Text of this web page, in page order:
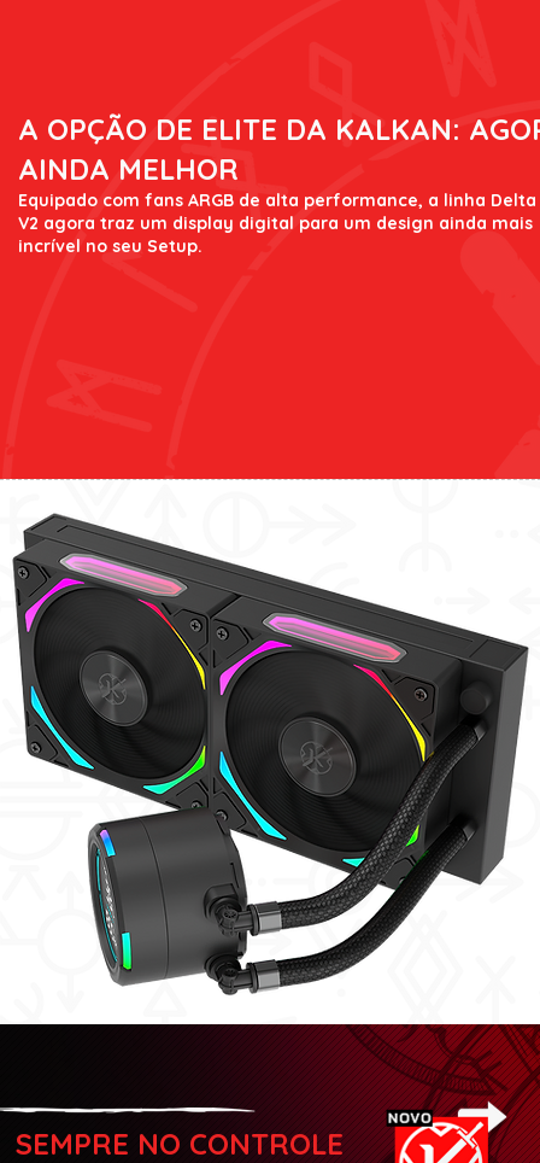
A OPÇÃO DE ELITE DA KALKAN:
AINDA MELHOR
Equipado com fans ARGB de alta performance, a linha Delta
V2 agora traz um display digital para um design ainda mais
incrível no seu Setup.
SEMPRE NO CONTROLE